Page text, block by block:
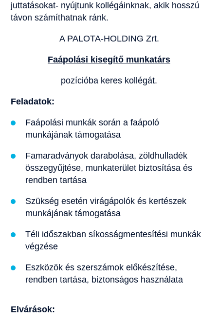
juttatásokat- nyújtunk kollégáinknak, akik hosszú
távon számíthatnak ránk.
A PALOTA-HOLDING Zrt.
Faápolási kisegítő munkatárs
pozícióba keres kollégát.
Feladatok:
Faápolási munkák során a faápoló
munkájának támogatása
Famaradványok darabolása, zöldhulladék
összegyűjtése, munkaterület biztosítása és
rendben tartása
Szükség esetén virágápolók és kertészek
munkájának támogatása
Téli időszakban síkosságmentesítési munkák
végzése
Eszközök és szerszámok előkészítése,
rendben tartása, biztonságos használata
Elvárások: